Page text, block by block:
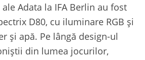
Adata la IFA Berlin au fost
D80, cu iluminare RGB și
și apă. Pe lângă design-ul
din lumea jocurilor,